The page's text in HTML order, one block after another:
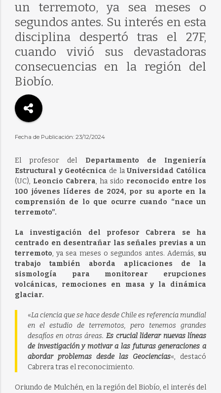
un terremoto, ya sea meses o
segundos antes. Su interés en esta
disciplina despertó tras el 27F,
cuando vivió sus devastadoras
consecuencias en la región del
Biobío.
Fecha de Publicación: 23/12/2024
El profesor del Departamento de Ingeniería
Estructural y Geotécnica de laUniversidad Católica
(UC), Leoncio Cabrera, ha sido reconocido entre los
100 jóvenes líderes de 2024, por su aporte en la
comprensión de lo que ocurre cuando “nace un
terremoto”.
La investigación del profesor Cabrera se ha
centrado en desentrañar las señales previas a un
terremoto, ya sea meses o segundos antes. Además, su
trabajo también aborda aplicaciones de la
sismología para monitorear erupciones
volcánicas, remociones en masa y la dinámica
glaciar.
«La ciencia que se hace desde Chile es referencia mundial
en el estudio de terremotos, pero tenemos grandes
desafíos en otras áreas. Es crucial liderar nuevas líneas
de investigación y motivar a las futuras generaciones a
abordar problemas desde las Geociencias«, destacó
Cabrera tras el reconocimiento.
Oriundo de Mulchén, en la región del Biobío, el interés del